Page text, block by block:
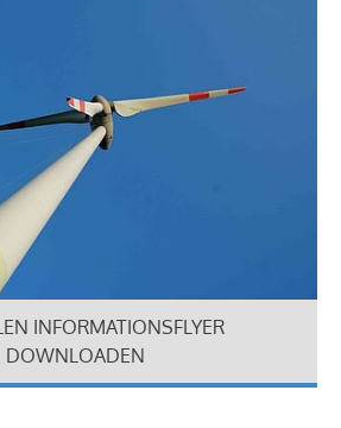
INFORMATIONSFLYER
DOWNLOADEN